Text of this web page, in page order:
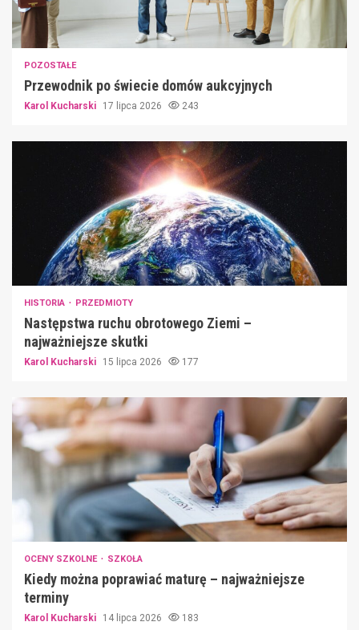
POZOSTAŁE
Przewodnik po świecie domów aukcyjnych
Karol Kucharski 17 lipca 2026 243
HISTORIA PRZEDMIOTY
Następstwa ruchu obrotowego Ziemi –
najważniejsze skutki
Karol Kucharski 15 lipca 2026 177
OCENY SZKOLNE SZKOŁA
Kiedy można poprawiać maturę – najważniejsze
terminy
Karol Kucharski 14 lipca 2026 183